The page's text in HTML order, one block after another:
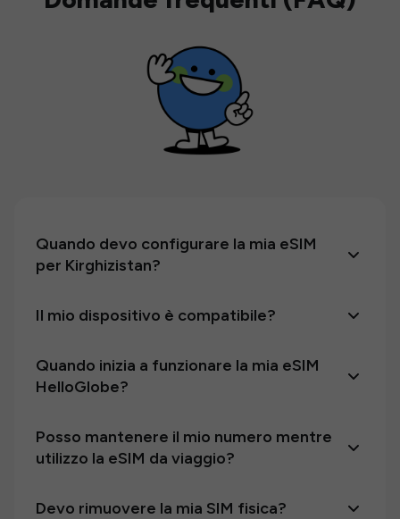
Quando devo configurare la mia eSIM
per Kirghizistan?
Il mio dispositivo è compatibile?
Quando inizia a funzionare la mia eSIM
HelloGlobe?
Posso mantenere il mio numero mentre
utilizzo la eSIM da viaggio?
Devo rimuovere la mia SIM fisica?